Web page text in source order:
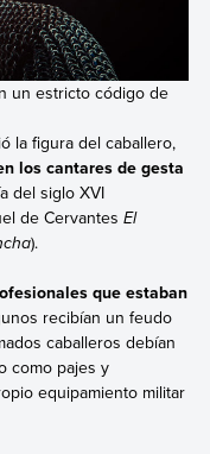
un estricto código de
la figura del caballero,
los cantares de gesta
del siglo XVI
de Cervantes El
).
que estaban
recibían un feudo
caballeros debían
como pajes y
equipamiento militar